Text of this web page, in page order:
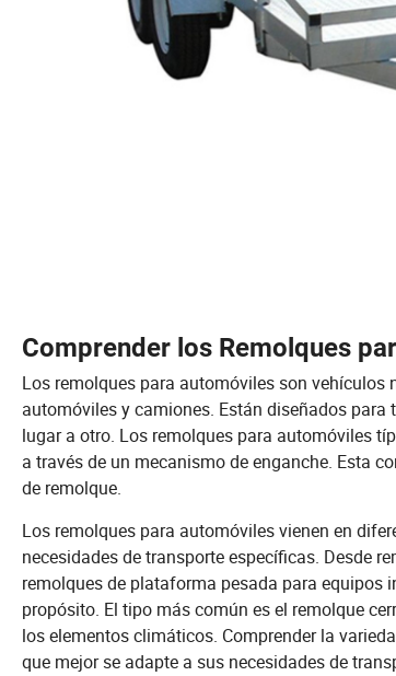
Comprender los Remolques
Los remolques para automóviles son
automóviles y camiones. Están diseñados
lugar a otro. Los remolques para automóviles
a través de un mecanismo de enganche. Esta
de remolque.
Los remolques para automóviles vienen en
necesidades de transporte específicas. Desde
remolques de plataforma pesada para equipos
propósito. El tipo más común es el remolque
los elementos climáticos. Comprender la
que mejor se adapte a sus necesidades de